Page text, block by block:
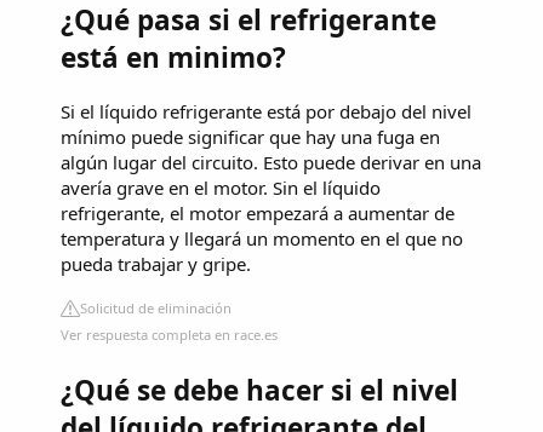
¿Qué pasa si el refrigerante
está en minimo?
Si el líquido refrigerante está por debajo del nivel
mínimo puede significar que hay una fuga en
algún lugar del circuito. Esto puede derivar en una
avería grave en el motor. Sin el líquido
refrigerante, el motor empezará a aumentar de
temperatura y llegará un momento en el que no
pueda trabajar y gripe.
Solicitud de eliminación
Ver respuesta completa en race.es
¿Qué se debe hacer si el nivel